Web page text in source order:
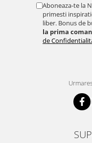
Aboneaza-te la
primesti
liber. Bonus de
la prima
de